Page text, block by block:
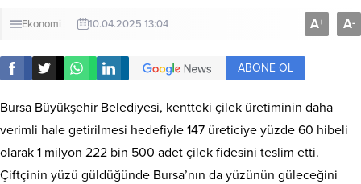
Ekonomi 10.04.2025 13:04 A+ A-
ABONE OL
Bursa Büyükşehir Belediyesi, kentteki çilek üretiminin daha
verimli hale getirilmesi hedefiyle 147 üreticiye yüzde 60 hibeli
olarak 1 milyon 222 bin 500 adet çilek fidesini teslim etti.
Çiftçinin yüzü güldüğünde Bursa’nın da yüzünün güleceğini